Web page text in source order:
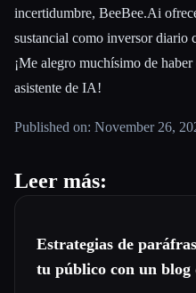
incertidumbre, BeeBee.Ai
sustancial como inversor diario
¡Me alegro muchísimo de
asistente de IA!
Published on: November 26,
Leer más:
Estrategias de
tu público con un